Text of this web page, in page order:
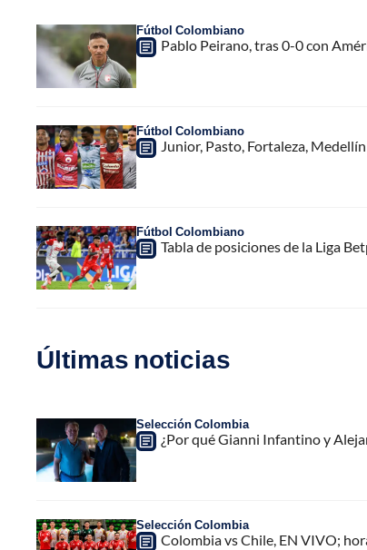
Fútbol Colombiano
Pablo Peirano, tras 0-0 con
Fútbol Colombiano
Junior, Pasto, Fortaleza,
Fútbol Colombiano
Tabla de posiciones de la Liga
Últimas noticias
Selección Colombia
¿Por qué Gianni Infantino y
Selección Colombia
Colombia vs Chile, EN VIVO;